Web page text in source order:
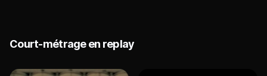
Court-métrage en replay